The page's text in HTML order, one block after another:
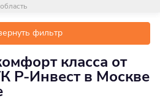
фильтр
класса от
Р-Инвест в Москве